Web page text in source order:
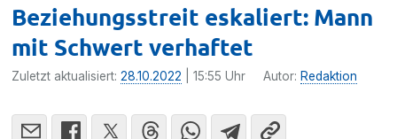
Beziehungsstreit eskaliert: Mann
mit Schwert verhaftet
Zuletzt aktualisiert:28.10.2022 | 15:55 Uhr Autor: Redaktion